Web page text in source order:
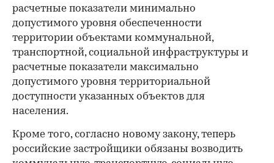
расчетные показатели минимально
допустимого уровня обеспеченности
территории объектами коммунальной,
транспортной, социальной инфраструктуры и
расчетные показатели максимально
допустимого уровня территориальной
доступности указанных объектов для
населения.
Кроме того, согласно новому закону, теперь
российские застройщики обязаны возводить